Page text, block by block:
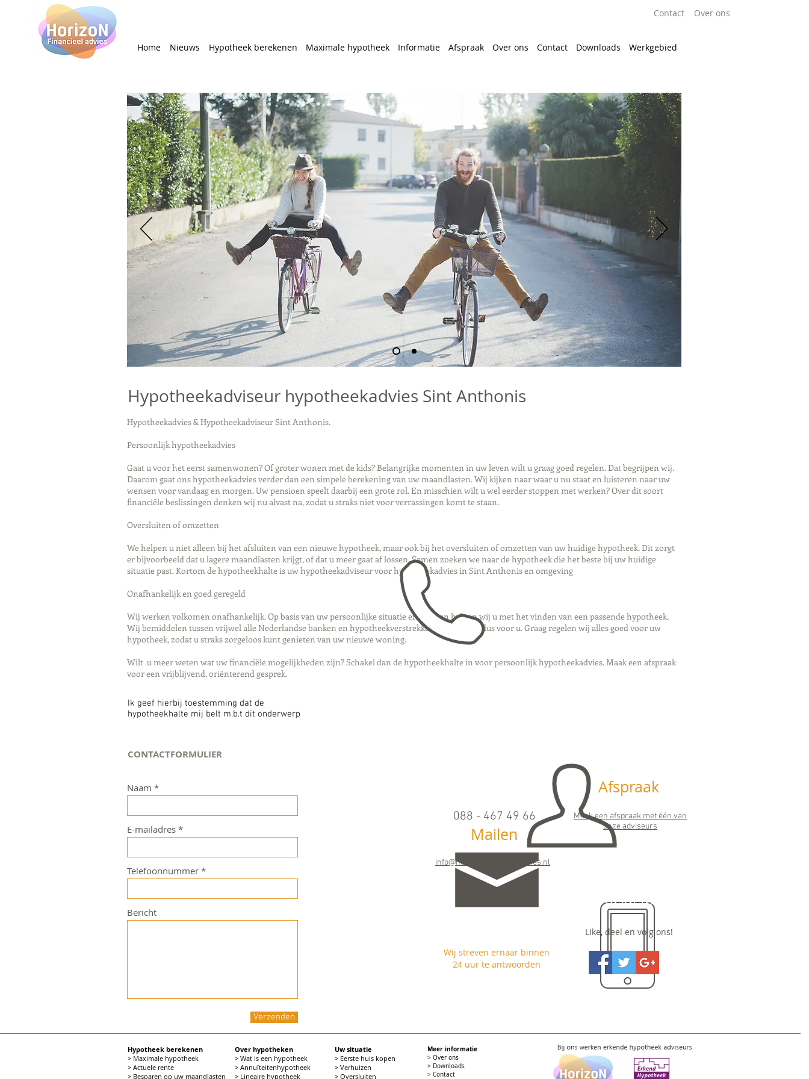
Contact
Home Nieuws Hypotheek berekenen Maximale hypotheek Informatie Afspraak Over ons Contact Downloads Werkgebied
Over ons
Hypotheekadviseur hypotheekadvies Sint Anthonis
Hypotheekadvies & Hypotheekadviseur Sint Anthonis.
Persoonlijk hypotheekadvies
Gaat u voor het eerst samenwonen? Of groter wonen met de kids? Belangrijke momenten in uw leven wilt u graag goed regelen. Dat begrijpen wij.
Daarom gaat ons hypotheekadvies verder dan een simpele berekening van uw maandlasten. Wij kijken naar waar u nu staat en luisteren naar uw
wensen voor vandaag en morgen. Uw pensioen speelt daarbij een grote rol. En misschien wilt u wel eerder stoppen met werken? Over dit soort
financiële beslissingen denken wij nu alvast na, zodat u straks niet voor verrassingen komt te staan.
Oversluiten of omzetten
We helpen u niet alleen bij het afsluiten van een nieuwe hypotheek, maar ook bij het oversluiten of omzetten van uw huidige hypotheek. Dit zorgt
er bijvoorbeeld dat u lagere maandlasten krijgt, of dat u meer gaat af lossen. Samen zoeken we naar de hypotheek die het beste bij uw huidige
situatie past. Kortom de hypotheekhalte is uw hypotheekadviseur voor hypotheekadvies in Sint Anthonis en omgeving
Onafhankelijk en goed geregeld
Wij werken volkomen onafhankelijk. Op basis van uw persoonlijke situatie en wensen helpen wij u met het vinden van een passende hypotheek.
Wij bemiddelen tussen vrijwel alle Nederlandse banken en hypotheekverstrekkers, en werken dus voor u. Graag regelen wij alles goed voor uw
hypotheek, zodat u straks zorgeloos kunt genieten van uw nieuwe woning.
Wilt u meer weten wat uw financiële mogelijkheden zijn? Schakel dan de hypotheekhalte in voor persoonlijk hypotheekadvies. Maak een afspraak
voor een vrijblijvend, oriënterend gesprek.
Ik geef hierbij toestemming dat de
hypotheekhalte mij belt m.b.t dit onderwerp
CONTACTFORMULIER
Naam
E-mailadres
Telefoonnummer
Bericht
Verzenden
088 - 467 49 66
Maandag t/m vrijdag:
09.00 - 17.00 uur
Mailen
info@horizonfinancieeladvies.nl
Wij streven ernaar binnen
24 uur te antwoorden
Afspraak
Maak een afspraak met één van
onze adviseurs
Social Media
Like, deel en volg ons!
Hypotheek berekenen
> Maximale hypotheek
> Actuele rente
> Besparen op uw maandlasten
Over hypotheken
> Wat is een hypotheek
> Annuïteitenhypotheek
> Lineaire hypotheek
Uw situatie
> Eerste huis kopen
> Verhuizen
> Oversluiten
Meer informatie
> Over ons
> Downloads
> Contact